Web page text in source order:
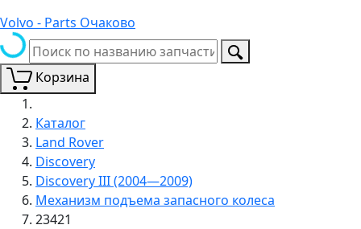
Volvo - Parts Очаково
Корзина
Каталог
Land Rover
Discovery
Discovery III (2004—2009)
Механизм подъема запасного колеса
23421